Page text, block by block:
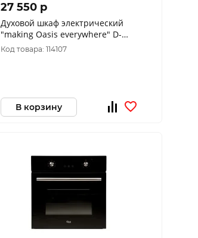
27 550 p
Духовой шкаф электрический
"making Oasis everywhere" D-
45SD6
Код товара: 114107
В корзину